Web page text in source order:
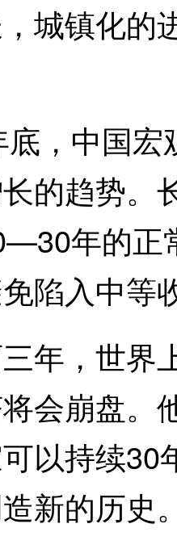
城镇化的
中国宏
的趋势。
年的
陷入中等
，世界
会崩盘。
以持续30
新的历史